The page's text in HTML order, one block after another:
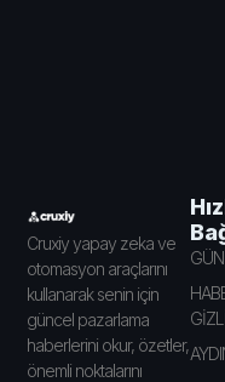
Cruxiy yapay zeka ve
otomasyon araçlarını
kullanarak senin için
güncel pazarlama
haberlerini okur, özetler,
önemli noktalarını